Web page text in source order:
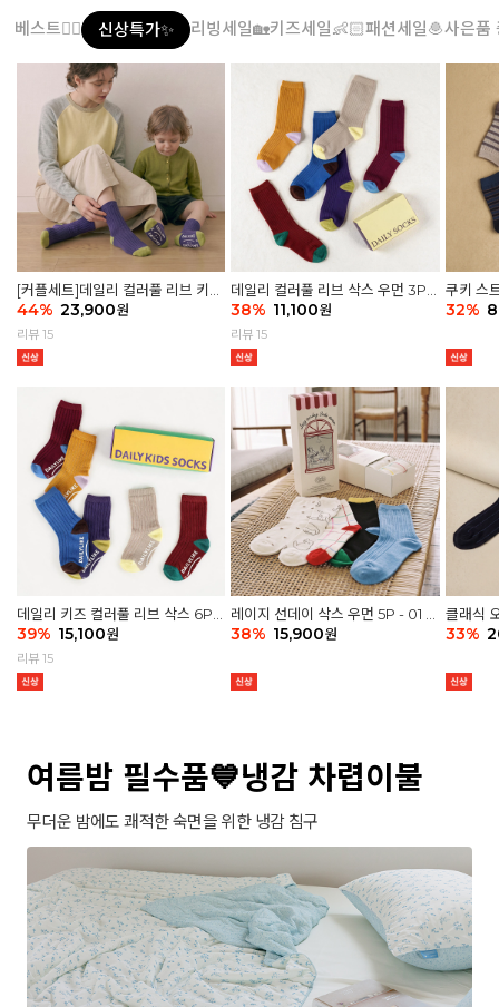
베스트👍🏻 신상특가✨ 리빙세일🏡키즈세일👶🏻패션세일🧆사은품
[커플세트]데일리 컬러풀 리브 키즈
6P & 우먼3P 삭스세트
44% 23,900원
리뷰 15
데일리 컬러풀 리브 삭스 우먼 3P
세트
38% 11,100원
리뷰 15
데일리 키즈 컬러풀 리브 삭스 6P -
03 세트
39% 15,100원
리뷰 15
레이지 선데이 삭스 우먼 5P - 01 G
athering
38% 15,900원
쿠키 스
32%
클래식
세트
33%
여름밤 필수품💙냉감 차렵이불
무더운 밤에도 쾌적한 숙면을 위한 냉감 침구